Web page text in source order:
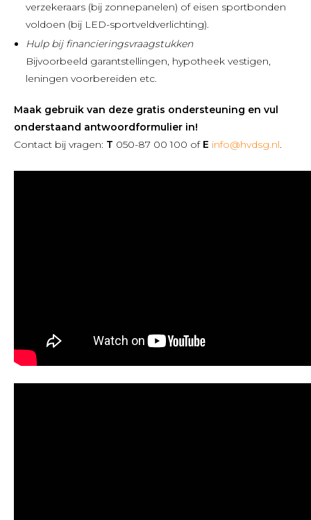
verzekeraars (bij zonnepanelen) of eisen sportbonden
voldoen (bij LED-sportveldverlichting).
Hulp bij financieringsvraagstukken
Bijvoorbeeld garantstellingen, hypotheek vestigen,
leningen voorbereiden etc.
Maak gebruik van deze gratis ondersteuning en vul
onderstaand antwoordformulier in!
Contact bij vragen: T 050-87 00 100 of E info@hvdsg.nl.